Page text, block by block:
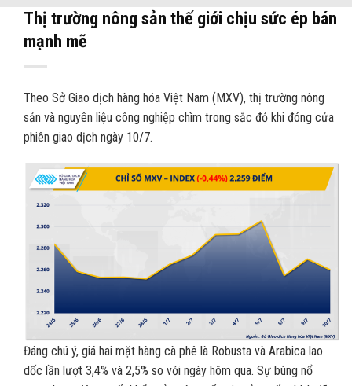
Thị trường nông sản thế giới chịu sức ép bán
mạnh mẽ
Theo Sở Giao dịch hàng hóa Việt Nam (MXV), thị trường nông
sản và nguyên liệu công nghiệp chìm trong sắc đỏ khi đóng cửa
phiên giao dịch ngày 10/7.
Đáng chú ý, giá hai mặt hàng cà phê là Robusta và Arabica lao
dốc lần lượt 3,4% và 2,5% so với ngày hôm qua. Sự bùng nổ